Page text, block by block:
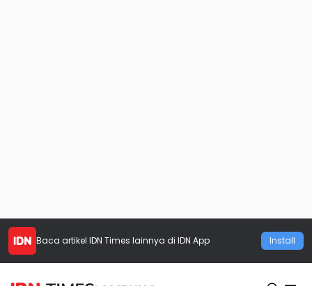
Baca artikel IDN Times lainnya di IDN App Install